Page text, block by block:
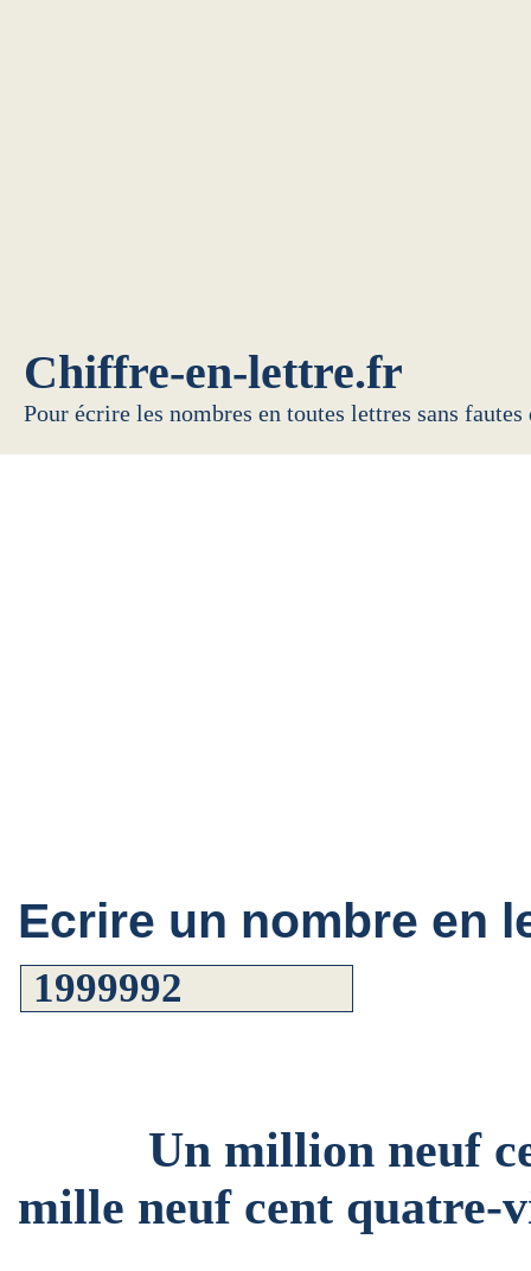
Chiffre-en-lettre.fr
Pour écrire les nombres en toutes lettres sans
Ecrire un nombre en
Un million neuf
mille neuf cent quatre-